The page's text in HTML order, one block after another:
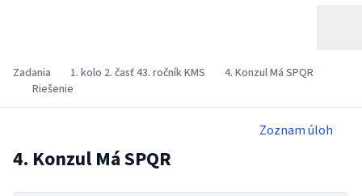
Zadania 1. kolo 2. časť 43. ročník KMS
4. Konzul Má SPQR
Riešenie
Zoznam úloh
4. Konzul Má SPQR